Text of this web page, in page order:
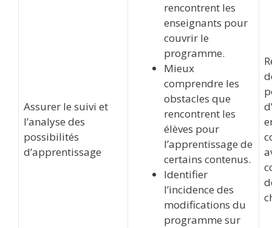
Assurer le suivi et
l’analyse des
possibilités
d’apprentissage
rencontrent les
enseignants pour
couvrir le
programme.
Mieux
comprendre les
obstacles que
rencontrent les
élèves pour
l’apprentissage de
certains contenus.
Identifier
l’incidence des
modifications du
programme sur